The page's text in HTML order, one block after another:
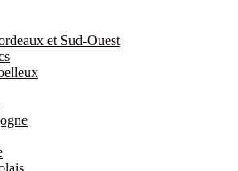
et Sud-Ouest